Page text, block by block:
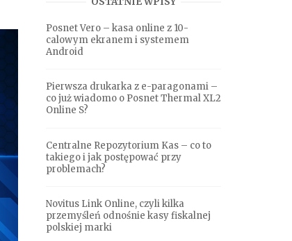
Posnet Vero – kasa online z 10-
calowym ekranem i systemem
Android
Pierwsza drukarka z e-paragonami –
co już wiadomo o Posnet Thermal XL2
Online S?
Centralne Repozytorium Kas – co to
takiego i jak postępować przy
problemach?
Novitus Link Online, czyli kilka
przemyśleń odnośnie kasy fiskalnej
polskiej marki